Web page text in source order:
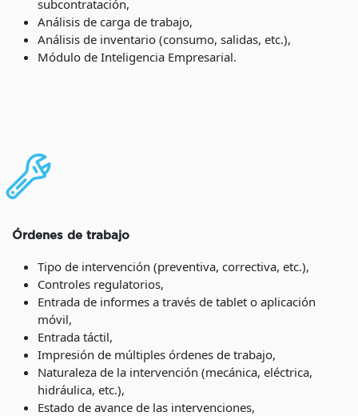
subcontratación,
Análisis de carga de trabajo,
Análisis de inventario (consumo, salidas, etc.),
Módulo de Inteligencia Empresarial.
Órdenes de trabajo
Tipo de intervención (preventiva, correctiva, etc.),
Controles regulatorios,
Entrada de informes a través de tablet o aplicación
móvil,
Entrada táctil,
Impresión de múltiples órdenes de trabajo,
Naturaleza de la intervención (mecánica, eléctrica,
hidráulica, etc.),
Estado de avance de las intervenciones,